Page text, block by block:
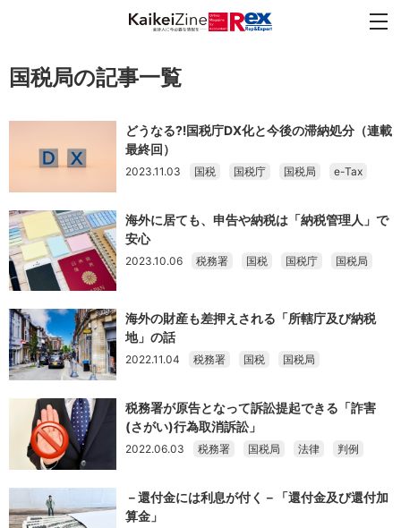
国税局の記事一覧
どうなる⁈国税庁DX化と今後の滞納処分（連載
最終回）
2023.11.03 国税 国税庁 国税局 e-Tax
海外に居ても、申告や納税は「納税管理人」で
安心
2023.10.06 税務署 国税 国税庁 国税局
海外の財産も差押えされる「所轄庁及び納税
地」の話
2022.11.04 税務署 国税 国税局
税務署が原告となって訴訟提起できる「詐害
(さがい)行為取消訴訟」
2022.06.03 税務署 国税局 法律 判例
－還付金には利息が付く－「還付金及び還付加
算金」